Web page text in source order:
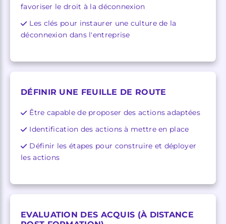
favoriser le droit à la déconnexion
Les clés pour instaurer une culture de la
déconnexion dans l'entreprise
DÉFINIR UNE FEUILLE DE ROUTE
Être capable de proposer des actions adaptées
Identification des actions à mettre en place
Définir les étapes pour construire et déployer
les actions
EVALUATION DES ACQUIS (À DISTANCE